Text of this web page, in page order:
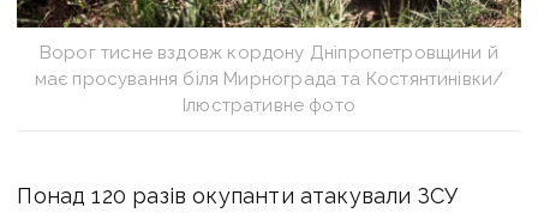
Ворог тисне вздовж кордону Дніпропетровщини й
має просування біля Мирнограда та Костянтинівки/
Ілюстративне фото
Понад 120 разів окупанти атакували ЗСУ